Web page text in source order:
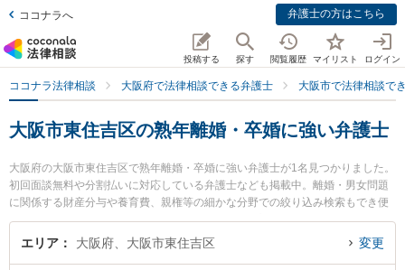
ココナラへ 弁護士の方はこちら
投稿する 探す 閲覧履歴 マイリスト ログイン
ココナラ法律相談 大阪府で法律相談できる弁護士 大阪市で法律相談で
大阪市東住吉区の熟年離婚・卒婚に強い弁護士
大阪府の大阪市東住吉区で熟年離婚・卒婚に強い弁護士が1名見つかりました。
初回面談無料や分割払いに対応している弁護士なども掲載中。離婚・男女問題
に関係する財産分与や養育費、親権等の細かな分野での絞り込み検索もでき便
利です。特に片岸法律事務所の片岸 寿文弁護士のプロフィール情報や弁護士費
用、強みなどが注目されています。『大阪市東住吉区で土日や夜間に発生した
エリア 大阪府、大阪市東住吉区 変更